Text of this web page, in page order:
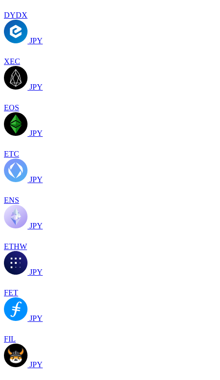
DYDX
JPY
XEC
JPY
EOS
JPY
ETC
JPY
ENS
JPY
ETHW
JPY
FET
JPY
FIL
JPY